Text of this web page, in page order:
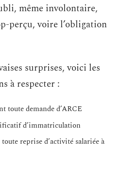
même involontaire,
perçu, voire l’obligation
surprises, voici les
à respecter :
toute demande d’ARCE
d’immatriculation
reprise d’activité salariée à